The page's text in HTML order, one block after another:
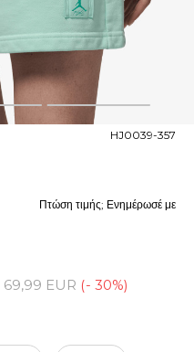
3
HJ0039-357
69,99 EUR (- 30%)
Πτώση τιμής; Ενημέρωσέ με